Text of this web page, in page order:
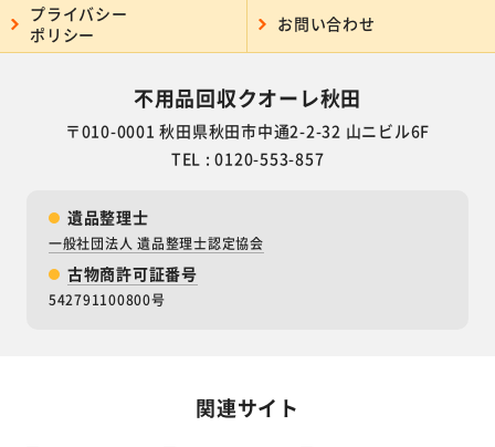
プライバシー
ポリシー
お問い合わせ
不用品回収クオーレ秋田
〒010-0001 秋田県秋田市中通2-2-32 山ニビル6F
TEL : 0120-553-857
遺品整理士
一般社団法人 遺品整理士認定協会
古物商許可証番号
542791100800号
関連サイト